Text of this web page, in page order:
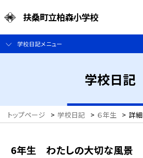
扶桑町立柏森小学校
学校日記メニュー
学校日記
トップページ > 学校日記 > ６年生 > 詳細
6年生 わたしの大切な風景